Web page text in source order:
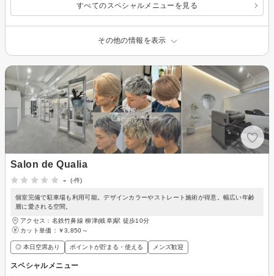
すべてのスペシャルメニューを見る
その他の情報を表示
Salon de Qualia
-
(-件)
個室完備で駐車場も利用可能。デザインカラーやストレート施術が得意。幅広い年齢
層に愛される空間。
アクセス：名鉄竹鼻線 柳津(岐阜)駅 徒歩10分
カット単価： ￥3,850～
◎ 本日空席あり ポイントが貯まる・使える メンズ歓迎
スペシャルメニュー